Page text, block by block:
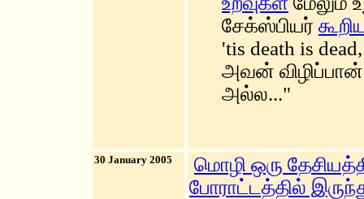
சேக்ஸ்பியர்
'tis death is
அவன்
அல்ல..."
30 January 2005
மொழி ஒரு
போராட்டத்தில்